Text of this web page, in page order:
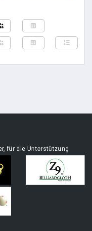
für die Unterstützung